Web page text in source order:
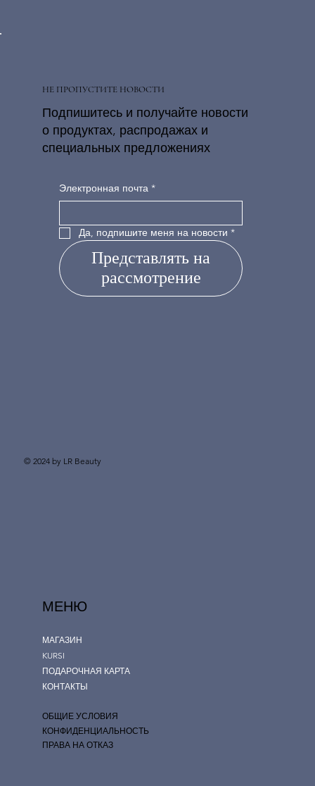
МЕНЮ
МАГАЗИН
KURSI
ПОДАРОЧНАЯ КАРТА
КОНТАКТЫ
ОБЩИЕ УСЛОВИЯ
КОНФИДЕНЦИАЛЬНОСТЬ
ПРАВА НА ОТКАЗ
НЕ ПРОПУСТИТЕ НОВОСТИ
Подпишитесь и получайте новости
о продуктах, распродажах и
специальных предложениях
Электронная почта *
Да, подпишите меня на новости *
Представлять на
рассмотрение
© 2024 by LR Beauty